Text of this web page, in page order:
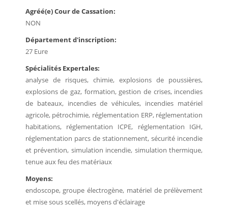
Agréé(e) Cour de Cassation:
NON
Département d'inscription:
27 Eure
Spécialités Expertales:
analyse de risques, chimie, explosions de poussières,
explosions de gaz, formation, gestion de crises, incendies
de bateaux, incendies de véhicules, incendies matériel
agricole, pétrochimie, réglementation ERP, réglementation
habitations, réglementation ICPE, réglementation IGH,
réglementation parcs de stationnement, sécurité incendie
et prévention, simulation incendie, simulation thermique,
tenue aux feu des matériaux
Moyens:
endoscope, groupe électrogène, matériel de prélèvement
et mise sous scellés, moyens d'éclairage